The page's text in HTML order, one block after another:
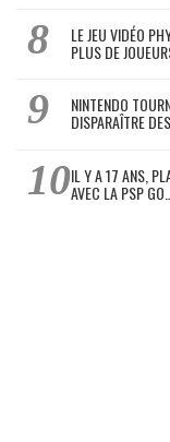
LE JEU VIDÉO
PLUS DE
NINTENDO
DISPARAÎTRE
IL Y A 17 ANS,
AVEC LA PSP